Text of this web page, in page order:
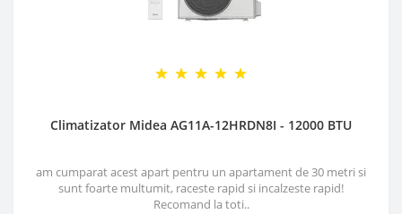
Climatizator Midea AG11A-12HRDN8I - 12000 BTU
am cumparat acest apart pentru un apartament de 30 metri si
sunt foarte multumit, raceste rapid si incalzeste rapid!
Recomand la toti..